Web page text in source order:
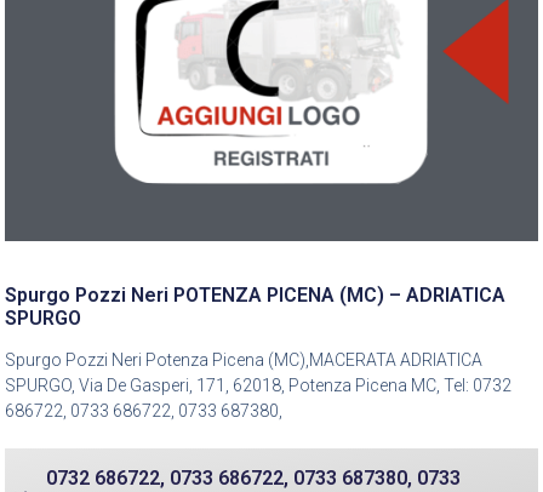
Spurgo Pozzi Neri POTENZA PICENA (MC) – ADRIATICA
SPURGO
Spurgo Pozzi Neri Potenza Picena (MC),MACERATA ADRIATICA
SPURGO, Via De Gasperi, 171, 62018, Potenza Picena MC, Tel: 0732
686722, 0733 686722, 0733 687380,
0732 686722, 0733 686722, 0733 687380, 0733